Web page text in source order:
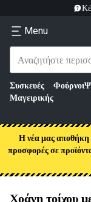
Menu
Συσκευές
Μαγειρικής
Φούρνοι
Η νέα μας αποθήκη
προσφορές σε
Χοάνη τοίχου